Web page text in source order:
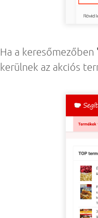
Ha a keresőmezőben
kerülnek az akciós